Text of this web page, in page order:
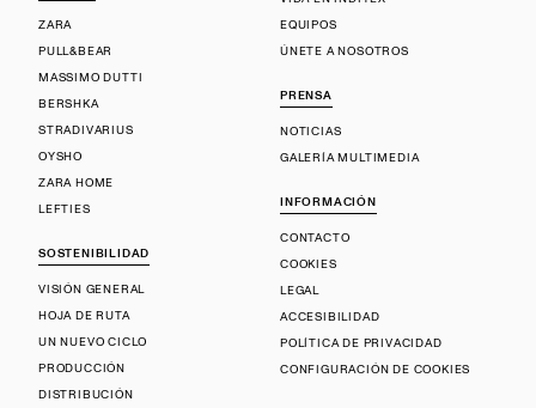
ZARA
PULL&BEAR
MASSIMO DUTTI
BERSHKA
STRADIVARIUS
OYSHO
ZARA HOME
LEFTIES
SOSTENIBILIDAD
VISIÓN GENERAL
HOJA DE RUTA
UN NUEVO CICLO
PRODUCCIÓN
DISTRIBUCIÓN
EQUIPOS
ÚNETE A NOSOTROS
PRENSA
NOTICIAS
GALERÍA MULTIMEDIA
INFORMACIÓN
CONTACTO
COOKIES
LEGAL
ACCESIBILIDAD
POLÍTICA DE PRIVACIDAD
CONFIGURACIÓN DE COOKIES